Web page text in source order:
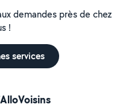
demandes près de chez
!
services